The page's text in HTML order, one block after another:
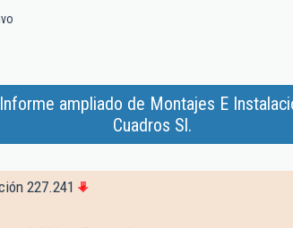
ampliado de Montajes E
Cuadros Sl.
227.241